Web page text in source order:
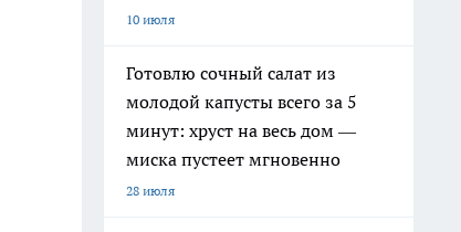
10 июля
Готовлю сочный салат из
молодой капусты всего за 5
минут: хруст на весь дом —
миска пустеет мгновенно
28 июля